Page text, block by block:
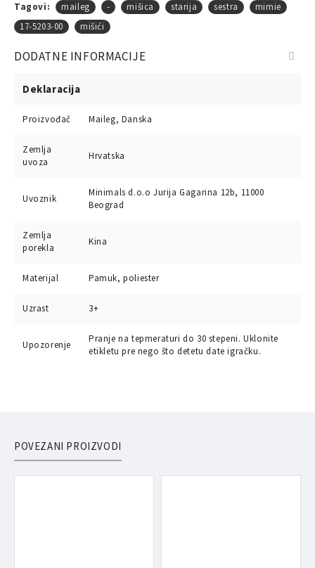
Tagovi: maileg - mišica starija sestra
mimie
17-5203-00
mišići
DODATNE INFORMACIJE
Deklaracija
Proizvođač Maileg, Danska
Zemlja
uvoza
Hrvatska
Uvoznik
Minimals d.o.o Jurija Gagarina 12b, 11000
Beograd
Zemlja
porekla
Kina
Materijal Pamuk, poliester
Uzrast 3+
Upozorenje
Pranje na tepmeraturi do 30 stepeni. Uklonite
etikletu pre nego što detetu date igračku.
POVEZANI PROIZVODI